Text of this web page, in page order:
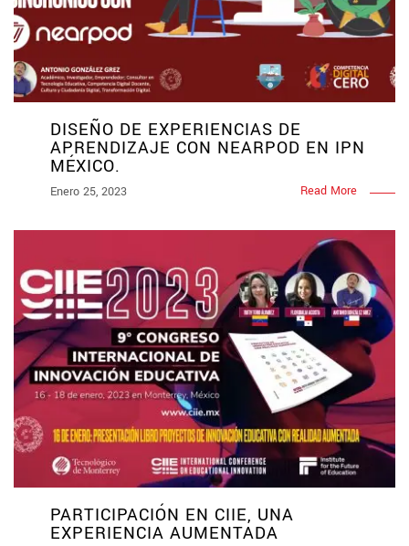
DISEÑO DE EXPERIENCIAS DE
APRENDIZAJE CON NEARPOD EN IPN
MÉXICO.
Enero 25, 2023 Read More
PARTICIPACIÓN EN CIIE, UNA
EXPERIENCIA AUMENTADA